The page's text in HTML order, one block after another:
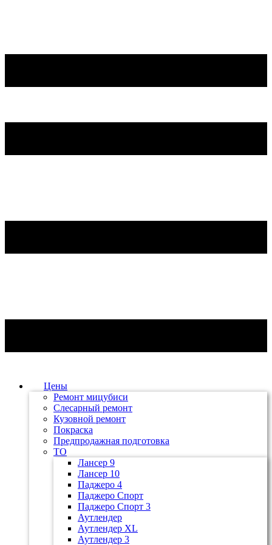
Цены
Ремонт мицубиси
Слесарный ремонт
Кузовной ремонт
Покраска
Предпродажная подготовка
ТО
Лансер 9
Лансер 10
Паджеро 4
Паджеро Спорт
Паджеро Спорт 3
Аутлендер
Аутлендер ХL
Аутлендер 3